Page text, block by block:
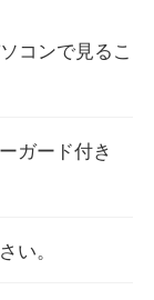
コンで見るこ
ガード付き
い。